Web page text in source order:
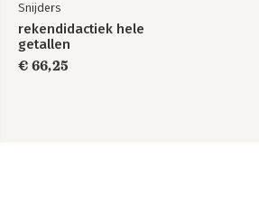
Snijders
rekendidactiek hele
getallen
€ 66,25